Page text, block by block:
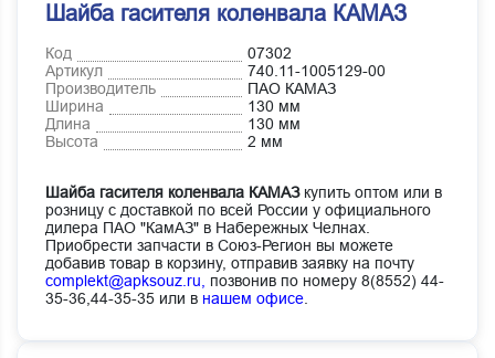
Шайба гасителя коленвала КАМАЗ
Код
07302
Артикул
740.11-1005129-00
Производитель
ПАО КАМАЗ
Ширина
130 мм
Длина
130 мм
Высота
2 мм
Шайба гасителя коленвала КАМАЗкупить оптом или в
розницу с доставкой по всей России у официального
дилера ПАО "КамАЗ" в Набережных Челнах.
Приобрести запчасти в Союз-Регион вы можете
добавив товар в корзину, отправив заявку на почту
complekt@apksouz.ru,
позвонив по номеру 8(8552) 44-
35-36,44-35-35 или в нашем офисе